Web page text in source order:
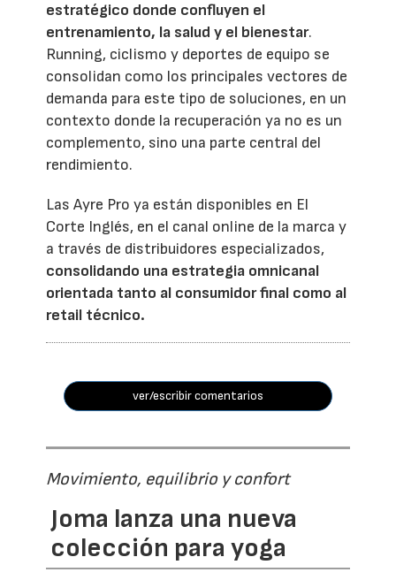
estratégico donde confluyen el
entrenamiento, la salud y el bienestar.
Running, ciclismo y deportes de equipo se
consolidan como los principales vectores de
demanda para este tipo de soluciones, en un
contexto donde la recuperación ya no es un
complemento, sino una parte central del
rendimiento.
Las Ayre Pro ya están disponibles en El
Corte Inglés, en el canal online de la marca y
a través de distribuidores especializados,
consolidando una estrategia omnicanal
orientada tanto al consumidor final como al
retail técnico.
ver/escribir comentarios
Movimiento, equilibrio y confort
Joma lanza una nueva
colección para yoga